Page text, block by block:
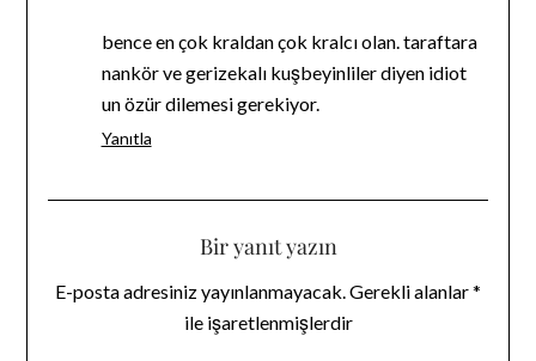
bence en çok kraldan çok kralcı olan. taraftara
nankör ve gerizekalı kuşbeyinliler diyen idiot
un özür dilemesi gerekiyor.
Yanıtla
Bir yanıt yazın
E-posta adresiniz yayınlanmayacak.Gerekli alanlar*
ile işaretlenmişlerdir